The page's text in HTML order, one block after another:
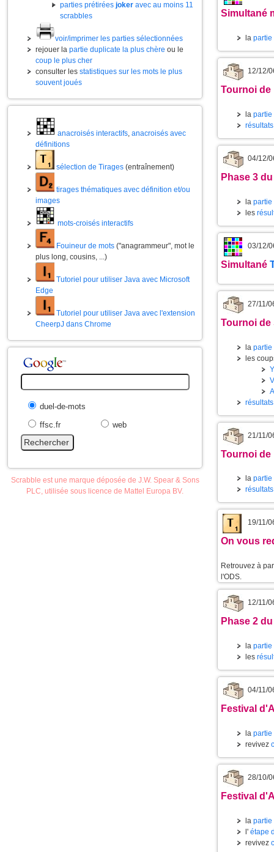
parties prétirées joker avec au moins 11
scrabbles
voir/imprimer les parties sélectionnées
rejouer la partie duplicate la plus chère ou le
coup le plus cher
consulter les statistiques sur les mots le plus
souvent joués
anacroisés interactifs, anacroisés avec
définitions
sélection de Tirages (entraînement)
tirages thématiques avec définition et/ou
images
mots-croisés interactifs
Fouineur de mots ("anagrammeur", mot le
plus long, cousins, ...)
Tutoriel pour utiliser Java avec Microsoft
Edge
Tutoriel pour utiliser Java avec l'extension
CheerpJ dans Chrome
duel-de-mots
ffsc.fr
web
Scrabble est une marque déposée de J.W. Spear & Sons
PLC, utilisée sous licence de Mattel Europa BV.
Simultané
la partie
12/12/
Tournoi de
la partie
04/12/
Phase 3
la partie
les
03/12/
Simultané
27/11/
Tournoi de
la partie
les
21/11/
Tournoi de
la partie
19/11/
On vous
Retrouvez à
l'ODS.
12/11/
Phase 2
la partie
les
04/11/
Festival
la partie
revivez
28/10/
Festival
la partie
l' étape
revivez